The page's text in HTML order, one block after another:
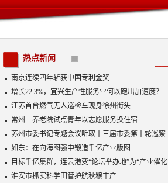
热点新闻
南京连续四年斩获中国专利金奖
增长22.3%，宜兴生产性服务业何以跑出加速度？
江苏首台燃气无人巡检车现身徐州街头
常州一养老院试点青年以志愿服务换住宿
苏州市委书记专题会议听取十三届市委第十轮巡察
情况汇报
如东：在向海图强中锻造千亿产业版图
目标千亿集群，连云港变“论坛举办地”为“产业催化
剂”
淮安市抓实科学田管护航秋粮丰产